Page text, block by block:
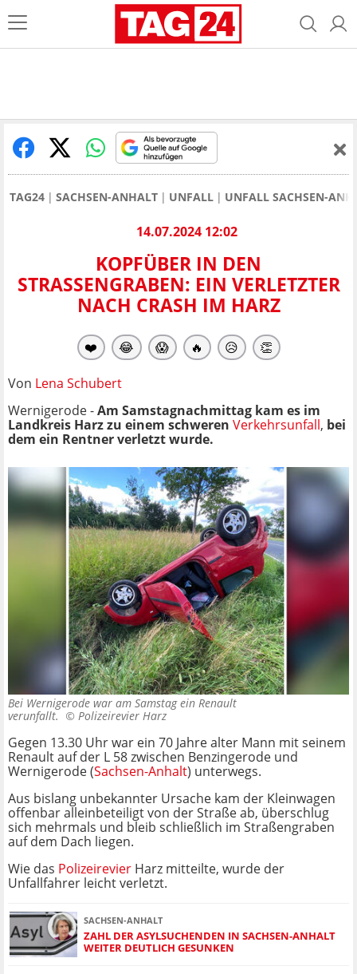
TAG24 SACHSEN-ANHALT UNFALL UNFALL SACHSEN-
14.07.2024 12:02
KOPFÜBER IN DEN
STRASSENGRABEN: EIN VERLETZTER N
ACH CRASH IM HARZ
❤️ 😂 😱 🔥 😥 👏
Von Lena Schubert
Wernigerode -Am Samstagnachmittag kam es im
Landkreis Harz zu einem schweren Verkehrsunfall, bei
dem ein Rentner verletzt wurde.
Bei Wernigerode war am Samstag ein Renault
verunfallt. © Polizeirevier Harz
Gegen 13.30 Uhr war ein 70 Jahre alter Mann mit seinem
Renault auf der L 58 zwischen Benzingerode und
Wernigerode (Sachsen-Anhalt) unterwegs.
Aus bislang unbekannter Ursache kam der Kleinwagen
offenbar alleinbeteiligt von der Straße ab, überschlug
sich mehrmals und bleib schließlich im Straßengraben
auf dem Dach liegen.
Wie das Polizeirevier Harz mitteilte, wurde der
Unfallfahrer leicht verletzt.
SACHSEN-ANHALT
ZAHL DER ASYLSUCHENDEN IN SACHSEN-ANHALT
WEITER DEUTLICH GESUNKEN